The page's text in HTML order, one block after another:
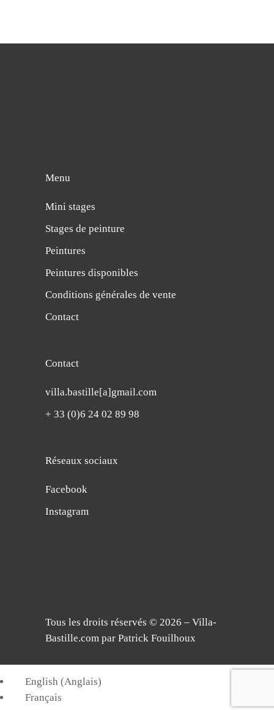
Menu
Mini stages
Stages de peinture
Peintures
Peintures disponibles
Conditions générales de vente
Contact
Contact
villa.bastille[a]gmail.com
+ 33 (0)6 24 02 89 98
Réseaux sociaux
Facebook
Instagram
Tous les droits réservés © 2026 – Villa-
Bastille.com par Patrick Fouilhoux
English (Anglais)
Français